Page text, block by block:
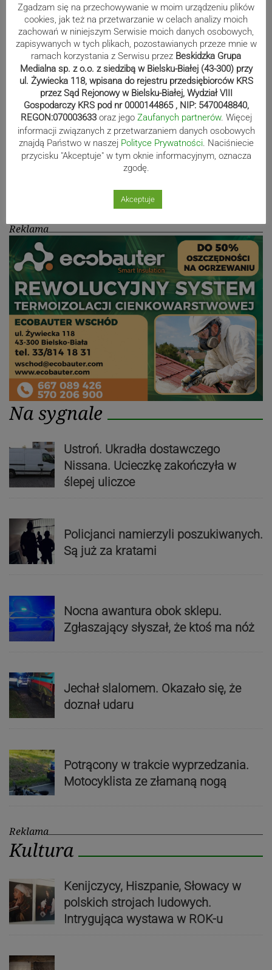
Biało-zieloni nadal niepokonani.
Rekord – Stal 3:1 | ZDJĘCIA
Mistrzowie świata z MCK Żywiec!
ZDJĘCIA
Bracia Szejowie ruszają po kolejne
punkty. Liderzy mistrzostw
wystartują w Rajdzie Rzeszowskim
Reklama
Na sygnale
Ustroń. Ukradła dostawczego
Nissana. Ucieczkę zakończyła w
ślepej uliczce
Policjanci namierzyli poszukiwanych.
Są już za kratami
Nocna awantura obok sklepu.
Zgłaszający słyszał, że ktoś ma nóż
Jechał slalomem. Okazało się, że
doznał udaru
Potrącony w trakcie wyprzedzania.
Motocyklista ze złamaną nogą
Reklama
Kultura
Kenijczycy, Hiszpanie, Słowacy w
polskich strojach ludowych.
Intrygująca wystawa w ROK-u
Zgadzam się na przechowywanie w moim urządzeniu plików
cookies, jak też na przetwarzanie w celach analizy moich
zachowań w niniejszym Serwisie moich danych osobowych,
zapisywanych w tych plikach, pozostawianych przeze mnie w
ramach korzystania z Serwisu przez Beskidzka Grupa
Medialna sp. z o.o. z siedzibą w Bielsku-Białej (43-300) przy
ul. Żywiecka 118, wpisana do rejestru przedsiębiorców KRS
przez Sąd Rejonowy w Bielsku-Białej, Wydział VIII
Gospodarczy KRS pod nr 0000144865 , NIP: 5470048840,
REGON:070003633 oraz jego Zaufanych partnerów. Więcej
informacji związanych z przetwarzaniem danych osobowych
znajdą Państwo w naszej Polityce Prywatności. Naciśniecie
przycisku "Akceptuje" w tym oknie informacyjnym, oznacza
zgodę.
Akceptuje